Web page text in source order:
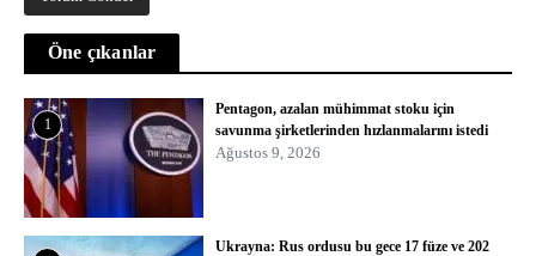
Öne çıkanlar
1
Pentagon, azalan mühimmat stoku için
savunma şirketlerinden hızlanmalarını istedi
Ağustos 9, 2026
Ukrayna: Rus ordusu bu gece 17 füze ve 202